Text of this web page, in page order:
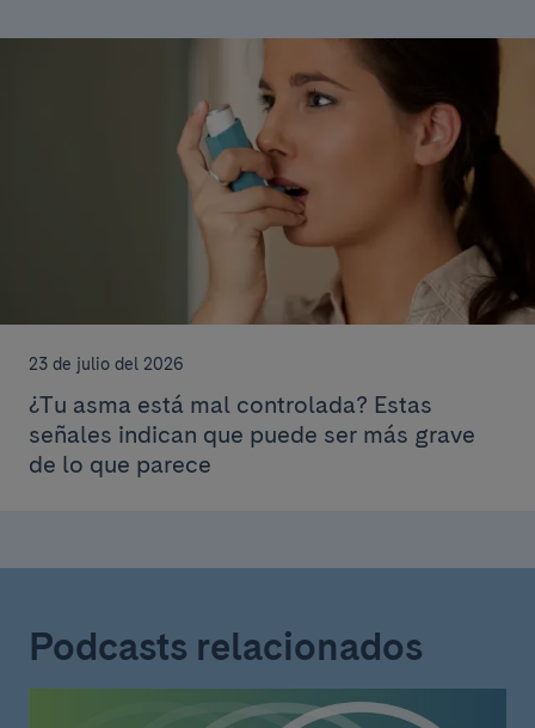
23 de julio del 2026
¿Tu asma está mal controlada? Estas
señales indican que puede ser más grave
de lo que parece
Podcasts relacionados